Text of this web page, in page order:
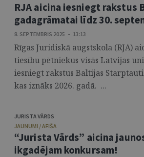
RJA aicina iesniegt
gadagrāmatai līdz 30.
8. SEPTEMBRIS 2025 • 13:13
Rīgas Juridiskā augstskola (RJA)
tiesību pētniekus visās Latvijas
iesniegt rakstus Baltijas
kas iznāks 2026. gadā. ...
JURISTA VĀRDS
JAUNUMI / AFIŠA
“Jurista Vārds” aicina
ikgadējam konkursam!